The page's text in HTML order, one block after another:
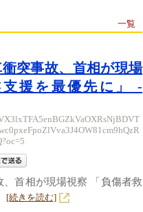
一覧
突事故、首相が現場
援を最優先に」 -
首相が現場視察 「負傷者救
[続きを読む]